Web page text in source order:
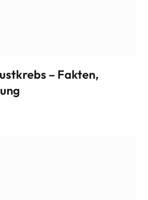
– Fakten,